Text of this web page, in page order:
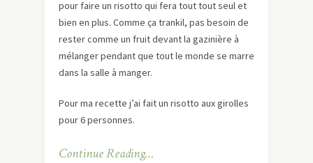
pour faire un risotto qui fera tout tout seul et
bien en plus. Comme ça trankil, pas besoin de
rester comme un fruit devant la gazinière à
mélanger pendant que tout le monde se marre
dans la salle à manger.
Pour ma recette j’ai fait un risotto aux girolles
pour 6 personnes.
Continue Reading…